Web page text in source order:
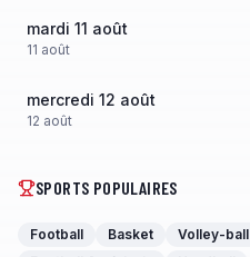
mardi 11 août
11 août
mercredi 12 août
12 août
SPORTS POPULAIRES
Football Basket Volley-ball